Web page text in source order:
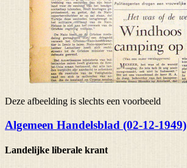
Deze afbeelding is slechts een voorbeeld
Algemeen Handelsblad (02-12-1949)
Landelijke liberale krant